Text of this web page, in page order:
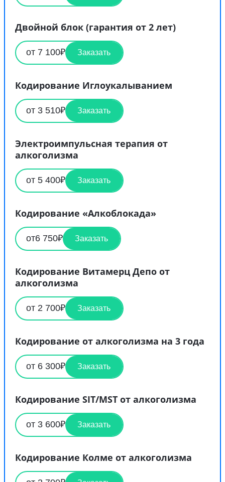
Двойной блок (гарантия от 2 лет)
от 7 100₽ Заказать
Кодирование Иглоукалыванием
от 3 510₽ Заказать
Электроимпульсная терапия от
алкоголизма
от 5 400₽ Заказать
Кодирование «Алкоблокада»
от6 750₽ Заказать
Кодирование Витамерц Депо от
алкоголизма
от 2 700₽ Заказать
Кодирование от алкоголизма на 3 года
от 6 300₽ Заказать
Кодирование SIT/MST от алкоголизма
от 3 600₽ Заказать
Кодирование Колме от алкоголизма